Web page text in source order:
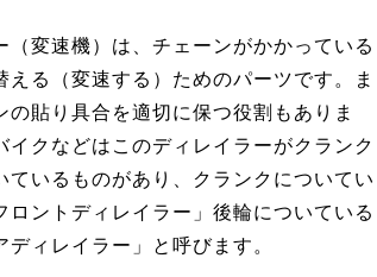
（変速機）は、チェーンがかかっている
える（変速する）ためのパーツです。ま
の貼り具合を適切に保つ役割もありま
イクなどはこのディレイラーがクランク
ているものがあり、クランクについてい
ロントディレイラー」後輪についている
ディレイラー」と呼びます。